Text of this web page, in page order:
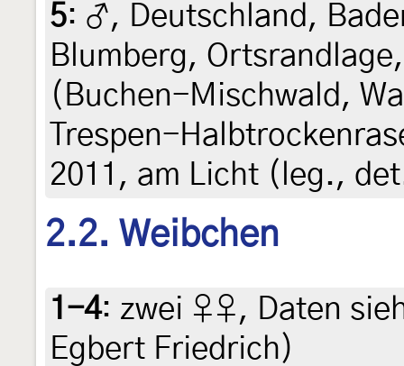
5: ♂, Deutschland,
Blumberg,
(Buchen-Mischwald,
Trespen-
2011, am Licht (leg.,
2.2. Weibchen
1-4: zwei ♀♀, Daten
Egbert Friedrich)